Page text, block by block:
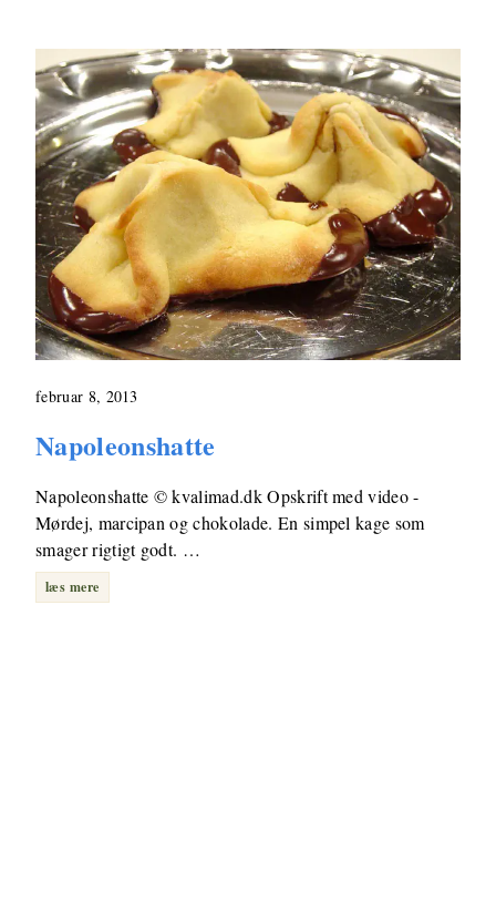
februar 8, 2013
Napoleonshatte
Napoleonshatte © kvalimad.dk Opskrift med video -
Mørdej, marcipan og chokolade. En simpel kage som
smager rigtigt godt. …
læs mere